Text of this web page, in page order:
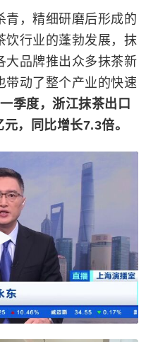
青，精细研磨后形成的
饮行业的蓬勃发展，抹
大品牌推出众多抹茶新
带动了整个产业的快速
季度，浙江抹茶出口
，同比增长7.3倍。